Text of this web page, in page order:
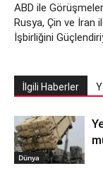
ABD ile
Rusya, Çin ve İran
İşbirliğini
İlgili Haberler
Dünya